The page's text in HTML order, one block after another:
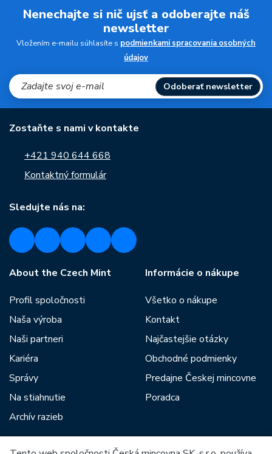
Nenechajte si nič ujsť a odoberajte náš
newsletter
Vložením e-mailu súhlasíte s podmienkami spracovania osobných
údajov
Odoberať newsletter
Zostaňte s nami v kontakte
+421 940 644 668
Kontaktný formulár
Sledujte nás na:
About the Czech Mint
Profil spoločnosti
Naša výroba
Naši partneri
Kariéra
Správy
Na stiahnutie
Archív razieb
Informácie o nákupe
Všetko o nákupe
Kontakt
Najčastejšie otázky
Obchodné podmienky
Predajne Českej mincovne
Poradca